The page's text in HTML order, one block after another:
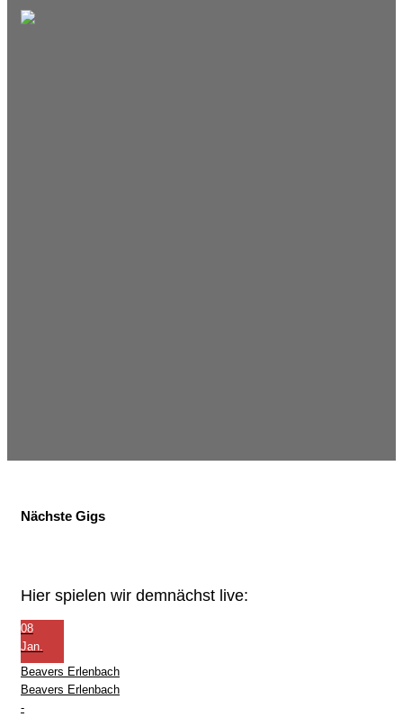
Nächste Gigs
Hier spielen wir demnächst live:
08
Jan.
Beavers Erlenbach
Beavers Erlenbach
-